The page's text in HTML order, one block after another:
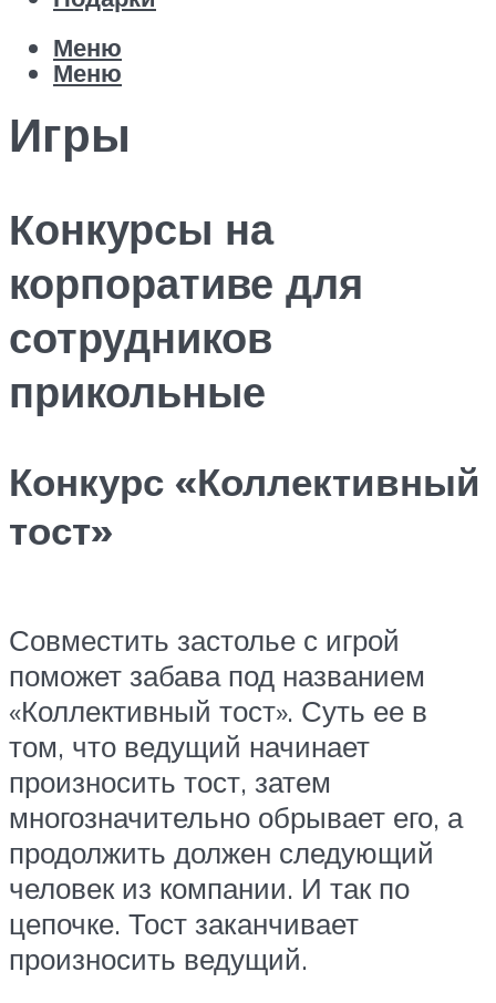
Меню
Меню
Игры
Конкурсы на
корпоративе для
сотрудников
прикольные
Конкурс «Коллективный
тост»
Совместить застолье с игрой
поможет забава под названием
«Коллективный тост». Суть ее в
том, что ведущий начинает
произносить тост, затем
многозначительно обрывает его, а
продолжить должен следующий
человек из компании. И так по
цепочке. Тост заканчивает
произносить ведущий.